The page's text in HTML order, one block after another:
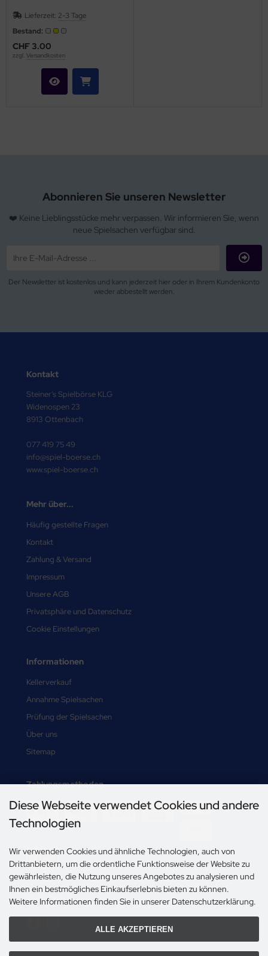
Lieferzeit: 2-3 Tage
Bestand:
CHF 3.00
zzgl. Versandkosten
Abonnieren Sie unseren Newsletter
❤️ Keine Lieblingsstücke mehr verpassen. Wir informieren Sie, wenn
neue Spielsachen verfügbar sind.
Der Newsletter ist kostenlos und kann jederzeit hier oder in Ihrem Kundenkonto
wieder abbestellt werden.
Kontakt
Steiner's Spielbörse KLG
Widenospen 23
8913 Ottenbach
077 419 75 49
info@spiel-boerse.ch
www.spiel-boerse.ch
Mehr über...
Häufig gestellte Fragen
Kontakt
Zahlung & Versand
Impressum
Unsere AGB
Privatsphäre und Datenschutz
Cookie Einstellungen
Informationen
Kellerverkauf
Annahme Spielsachen
Prüfung der Spielsachen
Über uns
Sitemap
Zahlungsmethoden
-->
Social Media
Diese Webseite verwendet Cookies und andere
Technologien
Wir verwenden Cookies und ähnliche Technologien, auch von
Drittanbietern, um die ordentliche Funktionsweise der Website zu
gewährleisten, die Nutzung unseres Angebotes zu analysieren und
Ihnen ein bestmögliches Einkaufserlebnis bieten zu können.
Weitere Informationen finden Sie in unserer Datenschutzerklärung.
ALLE AKZEPTIEREN